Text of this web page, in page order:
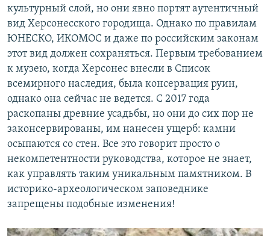
культурный слой, но они явно портят аутентичный
вид Херсонесского городища. Однако по правилам
ЮНЕСКО, ИКОМОС и даже по российским законам
этот вид должен сохраняться. Первым требованием
к музею, когда Херсонес внесли в Список
всемирного наследия, была консервация руин,
однако она сейчас не ведется. С 2017 года
раскопаны древние усадьбы, но они до сих пор не
законсервированы, им нанесен ущерб: камни
осыпаются со стен. Все это говорит просто о
некомпетентности руководства, которое не знает,
как управлять таким уникальным памятником. В
историко-археологическом заповеднике
запрещены подобные изменения!